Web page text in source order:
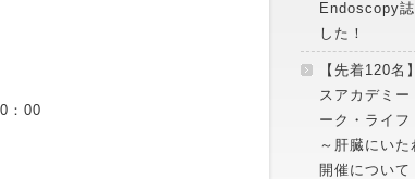
00
Endoscopy
した！
【先着120名
スアカデミ
ーク・ライ
～肝臓にい
開催について